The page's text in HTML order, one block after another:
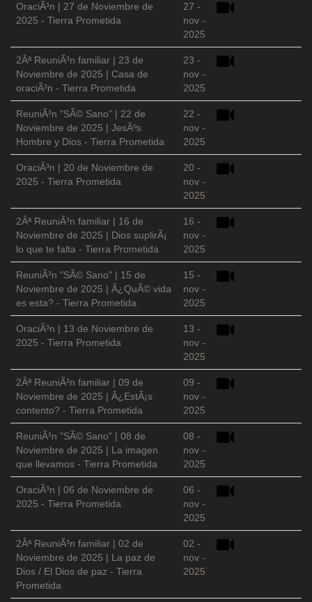
OraciÃ³n | 27 de Noviembre de
2025 - Tierra Prometida
27 -
nov -
2025
2Âª ReuniÃ³n familiar | 23 de
Noviembre de 2025 | Casa de
oraciÃ³n - Tierra Prometida
23 -
nov -
2025
ReuniÃ³n "SÃ© Sano" | 22 de
Noviembre de 2025 | JesÃºs
Hombre y Dios - Tierra Prometida
22 -
nov -
2025
OraciÃ³n | 20 de Noviembre de
2025 - Tierra Prometida
20 -
nov -
2025
2Âª ReuniÃ³n familiar | 16 de
Noviembre de 2025 | Dios suplirÃ¡
lo que te falta - Tierra Prometida
16 -
nov -
2025
ReuniÃ³n "SÃ© Sano" | 15 de
Noviembre de 2025 | Â¿QuÃ© vida
es esta? - Tierra Prometida
15 -
nov -
2025
OraciÃ³n | 13 de Noviembre de
2025 - Tierra Prometida
13 -
nov -
2025
2Âª ReuniÃ³n familiar | 09 de
Noviembre de 2025 | Â¿EstÃ¡s
contento? - Tierra Prometida
09 -
nov -
2025
ReuniÃ³n "SÃ© Sano" | 08 de
Noviembre de 2025 | La imagen
que llevamos - Tierra Prometida
08 -
nov -
2025
OraciÃ³n | 06 de Noviembre de
2025 - Tierra Prometida
06 -
nov -
2025
2Âª ReuniÃ³n familiar | 02 de
Noviembre de 2025 | La paz de
Dios / El Dios de paz - Tierra
Prometida
02 -
nov -
2025